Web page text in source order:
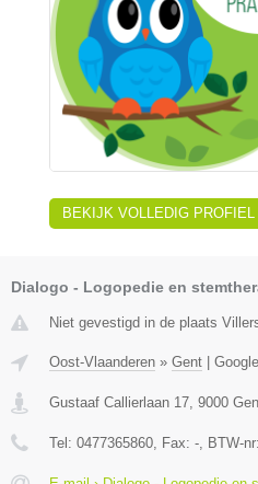
BEKIJK VOLLEDIG PROFIEL
Dialogo - Logopedie en
Niet gevestigd in de plaats
Oost-Vlaanderen » Gent
Gustaaf Callierlaan 17, 9000
Tel: 0477365860, Fax: -, BTW-nr: